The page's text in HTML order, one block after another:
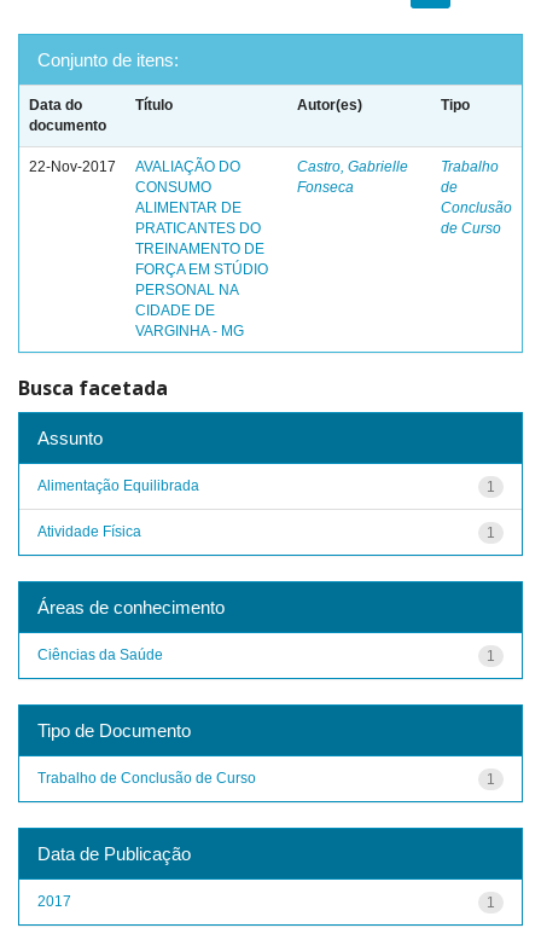
Conjunto de itens:
Data do
documento
Título Autor(es) Tipo
22-Nov-2017
AVALIAÇÃO DO
CONSUMO
ALIMENTAR DE
PRATICANTES DO
TREINAMENTO DE
FORÇA EM STÚDIO
PERSONAL NA
CIDADE DE
VARGINHA - MG
Castro, Gabrielle
Fonseca
Trabalho
de
Conclusão
de Curso
Busca facetada
Assunto
1
Alimentação Equilibrada
1
Atividade Física
Áreas de conhecimento
1
Ciências da Saúde
Tipo de Documento
1
Trabalho de Conclusão de Curso
Data de Publicação
1
2017